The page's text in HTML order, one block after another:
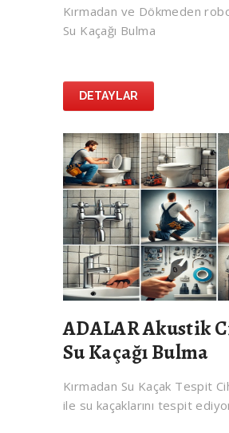
Kırmadan ve Dökmeden
Su Kaçağı Bulma
DETAYLAR
ADALAR Akustik
Su Kaçağı Bulma
Kırmadan Su Kaçak Tespit
ile su kaçaklarını tespit